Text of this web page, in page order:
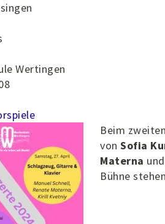
Wertingen
Beim
von Sofia
Materna
Bühne